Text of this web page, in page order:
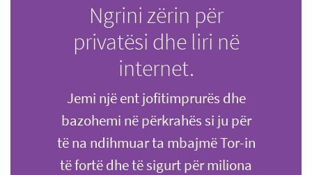
Ngrini zërin për
privatësi dhe liri në
internet.
Jemi një ent jofitimprurës dhe
bazohemi në përkrahës si ju për
të na ndihmuar ta mbajmë Tor-in
të fortë dhe të sigurt për miliona